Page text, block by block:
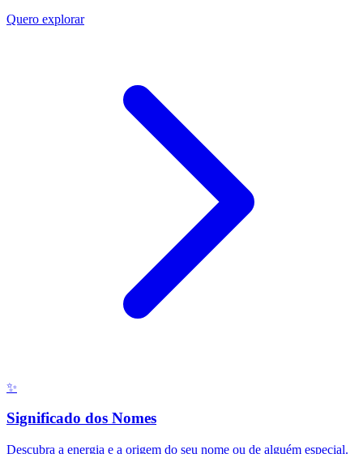
Quero explorar
✨
Significado dos Nomes
Descubra a energia e a origem do seu nome ou de alguém especial.